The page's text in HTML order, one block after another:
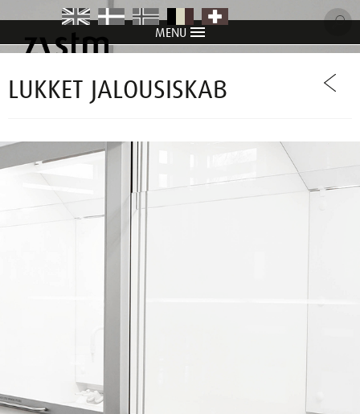
MENU
item item item item item
LUKKET JALOUSISKAB